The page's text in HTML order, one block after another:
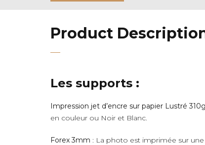
Product
Les supports :
Impression jet d’encre sur papier Lustré
en couleur ou Noir et Blanc.
Forex 3mm : La photo est imprimée sur